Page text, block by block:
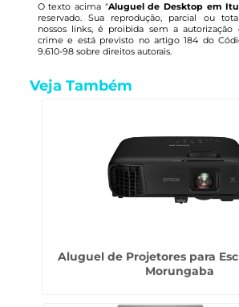
O texto acima "Aluguel de Desktop em
reservado. Sua reprodução, parcial ou
nossos links, é proibida sem a
crime e está previsto no artigo 184 do
9.610-98 sobre direitos autorais.
Veja Também
Aluguel de Projetores para
Morungaba